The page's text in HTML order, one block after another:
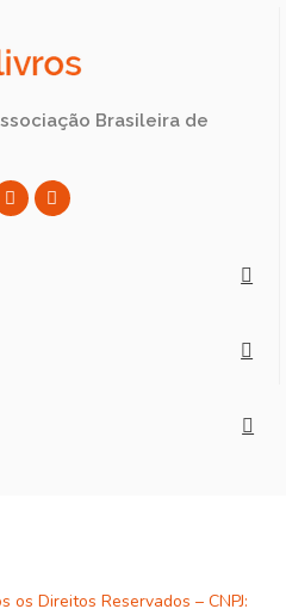
Brasileira de
os Direitos Reservados – CNPJ: